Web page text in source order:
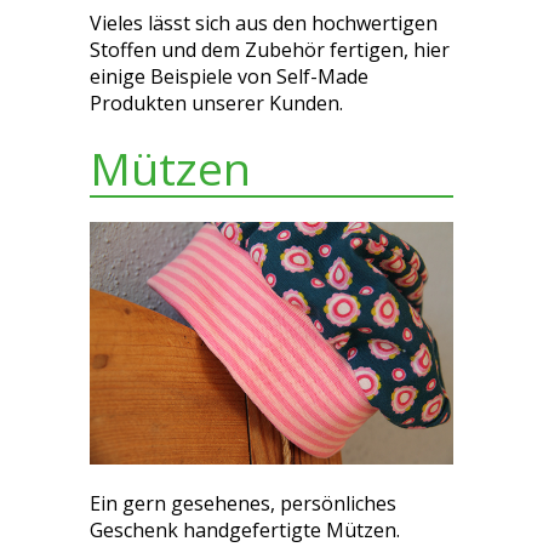
Vieles lässt sich aus den hochwertigen
Stoffen und dem Zubehör fertigen, hier
einige Beispiele von Self-Made
Produkten unserer Kunden.
Mützen
Ein gern gesehenes, persönliches
Geschenk handgefertigte Mützen.